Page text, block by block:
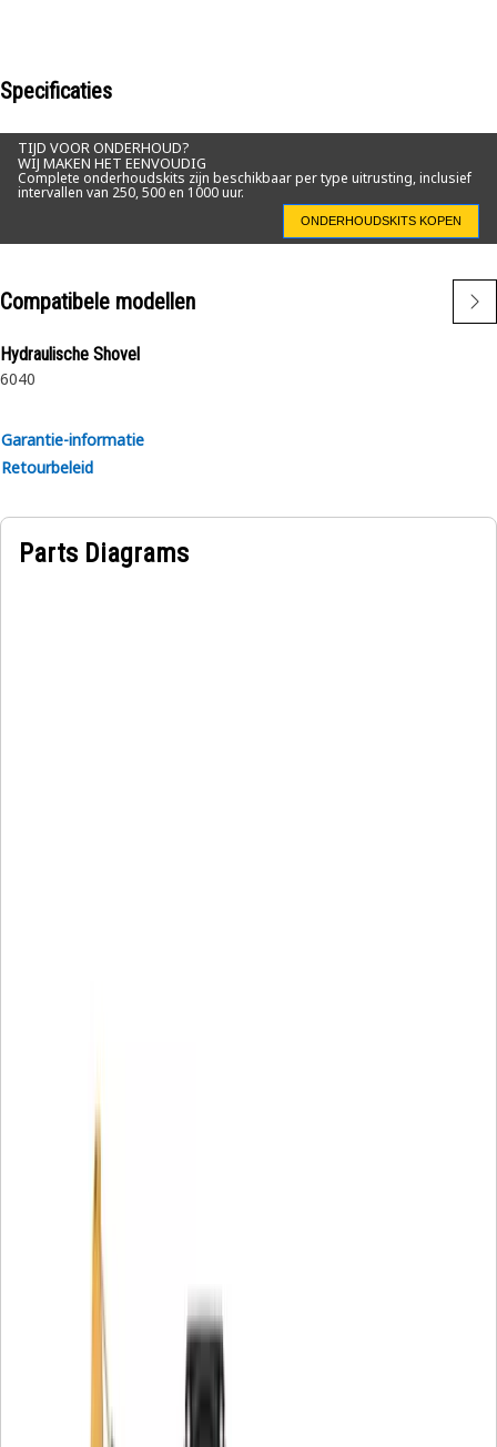
Specificaties
TIJD VOOR ONDERHOUD?
WIJ MAKEN HET EENVOUDIG
Complete onderhoudskits zijn beschikbaar per type uitrusting, inclusief
intervallen van 250, 500 en 1000 uur.
ONDERHOUDSKITS KOPEN
Compatibele modellen
Hydraulische Shovel
6040
Garantie-informatie
Retourbeleid
Parts Diagrams